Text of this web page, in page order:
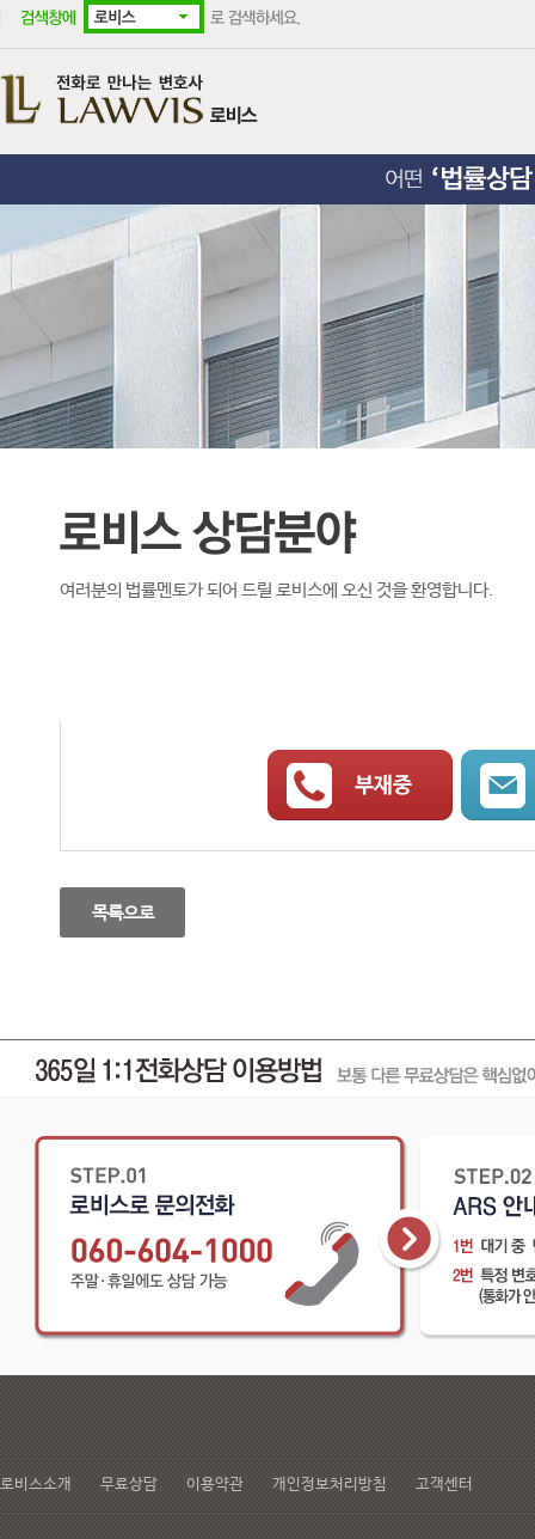
여러분의 법률멘토가 되어 드릴 로비스에 오신 것을 환영합니다.
로비스소개 무료상담 이용약관 개인정보처리방침 고객센터